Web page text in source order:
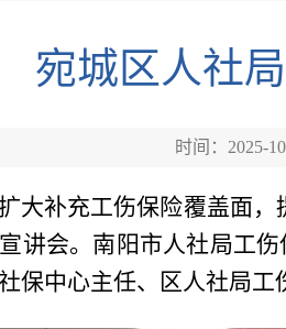
宛城区人社
时间：2025-
大补充工伤保险覆盖面
讲会。南阳市人社局工
保中心主任、区人社局